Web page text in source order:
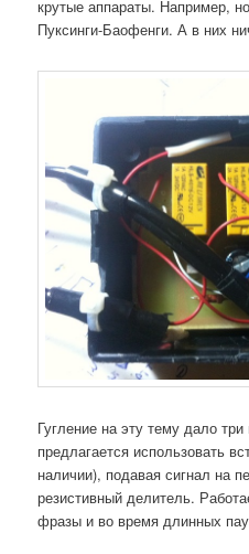
крутые аппараты. Например,
Пуксинги-Баофенги. А в них
Гугление на эту тему дало
предлагается использовать
наличии), подавая сигнал на
резистивный делитель.
фразы и во время длинных